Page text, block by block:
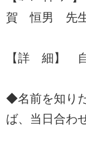
賀 恒男 先
【詳 細】 自
◆名前を知り
ば、当日合わ